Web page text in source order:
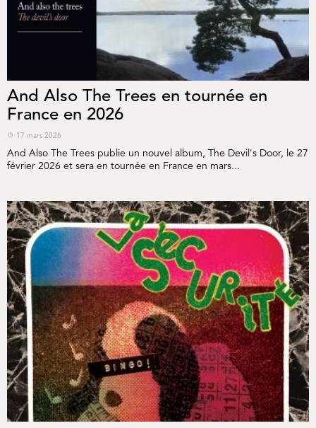
And Also The Trees en tournée en
France en 2026
17 mars 2026
And Also The Trees publie un nouvel album, The Devil's Door, le 27
février 2026 et sera en tournée en France en mars...